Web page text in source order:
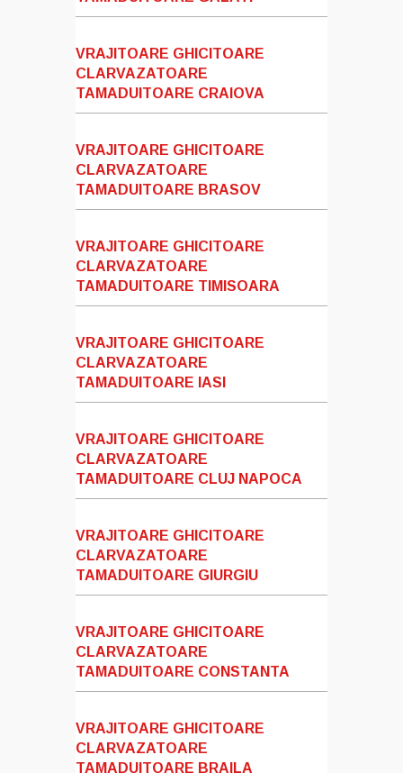
VRAJITOARE GHICITOARE
CLARVAZATOARE
TAMADUITOARE CRAIOVA
VRAJITOARE GHICITOARE
CLARVAZATOARE
TAMADUITOARE BRASOV
VRAJITOARE GHICITOARE
CLARVAZATOARE
TAMADUITOARE TIMISOARA
VRAJITOARE GHICITOARE
CLARVAZATOARE
TAMADUITOARE IASI
VRAJITOARE GHICITOARE
CLARVAZATOARE
TAMADUITOARE CLUJ NAPOCA
VRAJITOARE GHICITOARE
CLARVAZATOARE
TAMADUITOARE GIURGIU
VRAJITOARE GHICITOARE
CLARVAZATOARE
TAMADUITOARE CONSTANTA
VRAJITOARE GHICITOARE
CLARVAZATOARE
TAMADUITOARE BRAILA